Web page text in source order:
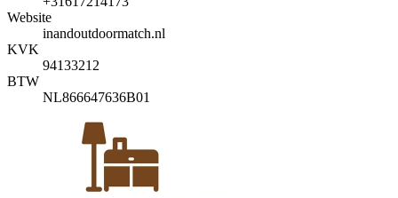
Website
inandoutdoormatch.nl
KVK
94133212
BTW
NL866647636B01